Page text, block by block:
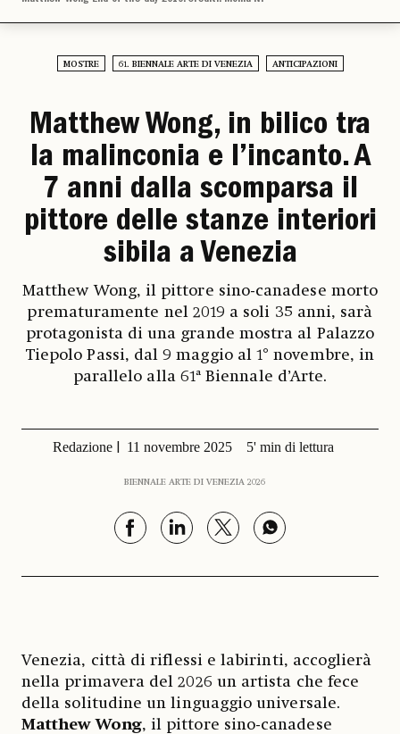
MOSTRE 61. BIENNALE ARTE DI VENEZIA ANTICIPAZIONI
Matthew Wong, in bilico tra
la malinconia e l’incanto. A
7 anni dalla scomparsa il
pittore delle stanze interiori
sibila a Venezia
Matthew Wong, il pittore sino-canadese morto
prematuramente nel 2019 a soli 35 anni, sarà
protagonista di una grande mostra al Palazzo
Tiepolo Passi, dal 9 maggio al 1° novembre, in
parallelo alla 61ª Biennale d’Arte.
Redazione 11 novembre 2025 5' min di lettura
BIENNALE ARTE DI VENEZIA 2026
Venezia, città di riflessi e labirinti, accoglierà
nella primavera del 2026 un artista che fece
della solitudine un linguaggio universale.
Matthew Wong, il pittore sino-canadese